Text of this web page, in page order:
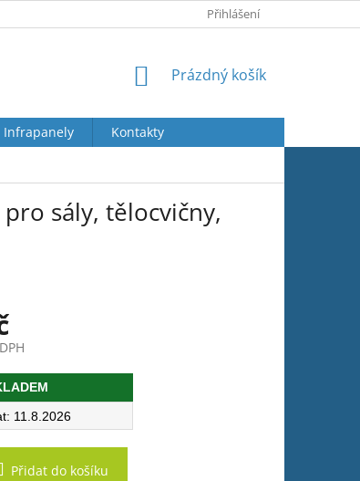
ÚDAJŮ VRÁCENÍ ZBOŽÍ
Přihlášení
NÁKUPNÍ
Prázdný košík
Infrapanely
Kontakty
pro sály, tělocvičny,
11.8.2026
Přidat do košíku